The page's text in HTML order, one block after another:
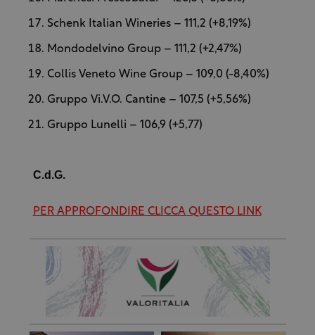
Schenk Italian Wineries – 111,2 (+8,19%)
Mondodelvino Group – 111,2 (+2,47%)
Collis Veneto Wine Group – 109,0 (-8,40%)
Gruppo Vi.V.O. Cantine – 107,5 (+5,56%)
Gruppo Lunelli – 106,9 (+5,77)
C.d.G.
PER APPROFONDIRE CLICCA QUESTO LINK